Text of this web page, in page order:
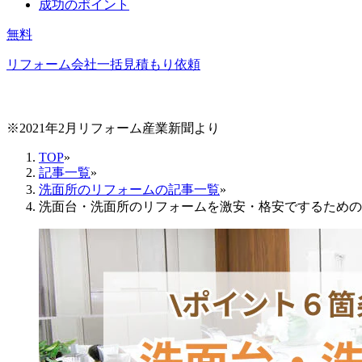
成功のポイント
無料
リフォーム会社一括見積もり依頼
※2021年2月リフォーム産業新聞より
TOP»
記事一覧»
洗面所のリフォームの記事一覧»
洗面台・洗面所のリフォームを激安・格安でするため